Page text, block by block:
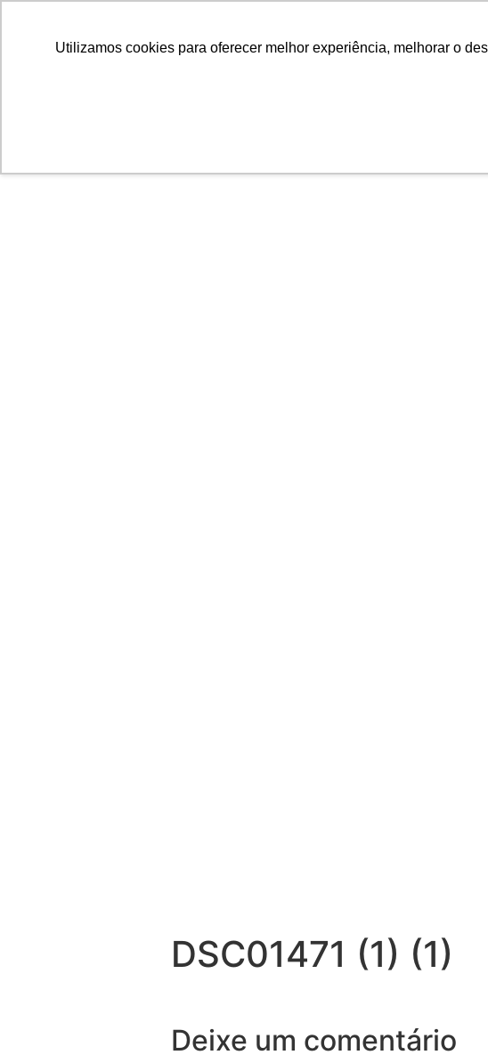
Utilizamos cookies para oferecer melhor experiência, melhorar o
DSC01471 (1) (1)
Deixe um comentário